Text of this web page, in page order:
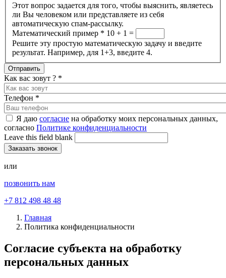
Этот вопрос задается для того, чтобы выяснить, являетесь
ли Вы человеком или представляете из себя
автоматическую спам-рассылку.
Математический пример * 10 + 1 =
Решите эту простую математическую задачу и введите
результат. Например, для 1+3, введите 4.
Как вас зовут ? *
Телефон *
Я даю согласие на обработку моих персональных данных,
согласно Политике конфиденциальности
Leave this field blank
или
позвонить нам
+7 812 498 48 48
Главная
Политика конфиденциальности
Согласие субъекта на обработку
персональных данных